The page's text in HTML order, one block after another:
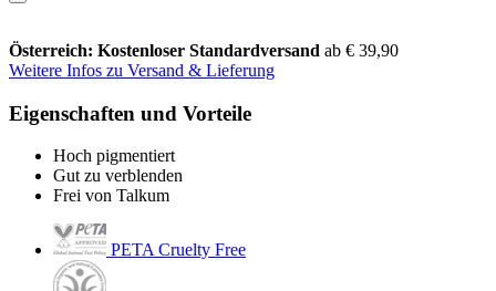
Österreich: Kostenloser Standardversand ab € 39,90
Weitere Infos zu Versand & Lieferung
Eigenschaften und Vorteile
Hoch pigmentiert
Gut zu verblenden
Frei von Talkum
PETA Cruelty Free